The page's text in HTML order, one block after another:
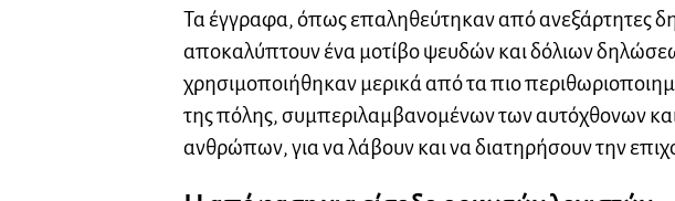
Τα έγγραφα, όπως επαληθεύτηκαν από ανεξάρτητες
αποκαλύπτουν ένα μοτίβο ψευδών και δόλιων
χρησιμοποιήθηκαν μερικά από τα πιο
της πόλης, συμπεριλαμβανομένων των αυτόχθονων
ανθρώπων, για να λάβουν και να διατηρήσουν την